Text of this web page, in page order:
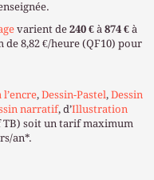
varient de 240 € à 874 € à
8,82 €/heure (QF10) pour
l’encre, Dessin-Pastel, Dessin
narratif, d’Illustration
TB) soit un tarif maximum
an*.